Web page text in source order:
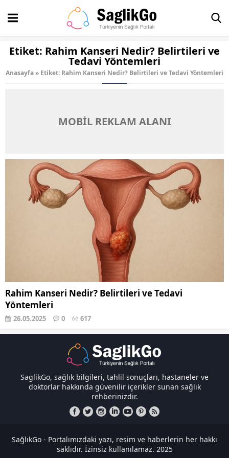
Etiket: Rahim Kanseri Nedir? Belirtileri ve
Tedavi Yöntemleri
Anasayfa» Etiket: Rahim Kanseri Nedir? Belirtileri ve Tedavi Yöntemleri
MOBİL REKLAM ALANI
Rahim Kanseri Nedir? Belirtileri ve Tedavi
Yöntemleri
26.05.2025 0 617
SaglikGo, sağlık bilgileri, tahlil sonuçları, hastaneler ve
doktorlar hakkında güvenilir içerikler sunan sağlık
rehberinizdir.
SağlıkGo - Portalımızdaki yazı, resim ve haberlerin her hakkı
saklıdır. İzinsiz kullanılamaz. 2025